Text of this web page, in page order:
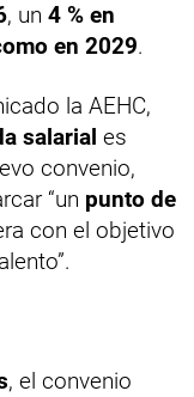
, un 4 % en
en 2029.
la AEHC,
salarial es
convenio,
“un punto de
con el objetivo
, el convenio